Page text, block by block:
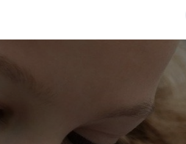
available. This file no longer